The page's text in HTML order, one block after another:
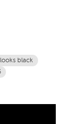
looks black